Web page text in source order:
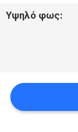
PRIVACY
POLICY
Υψηλό φως: